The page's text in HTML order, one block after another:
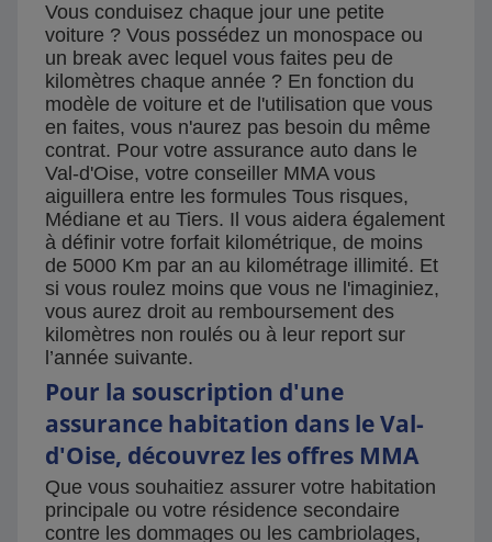
Vous conduisez chaque jour une petite
voiture ? Vous possédez un monospace ou
un break avec lequel vous faites peu de
kilomètres chaque année ? En fonction du
modèle de voiture et de l'utilisation que vous
en faites, vous n'aurez pas besoin du même
contrat. Pour votre assurance auto dans le
Val-d'Oise, votre conseiller MMA vous
aiguillera entre les formules Tous risques,
Médiane et au Tiers. Il vous aidera également
à définir votre forfait kilométrique, de moins
de 5000 Km par an au kilométrage illimité. Et
si vous roulez moins que vous ne l'imaginiez,
vous aurez droit au remboursement des
kilomètres non roulés ou à leur report sur
l’année suivante.
Pour la souscription d'une
assurance habitation dans le Val-
d'Oise, découvrez les offres MMA
Que vous souhaitiez assurer votre habitation
principale ou votre résidence secondaire
contre les dommages ou les cambriolages,